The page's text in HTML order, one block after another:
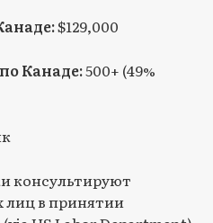
$129,000
Канаде:500+ (49%
консультируют
лиц в принятии